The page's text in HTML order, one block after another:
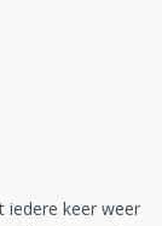
iedere keer weer